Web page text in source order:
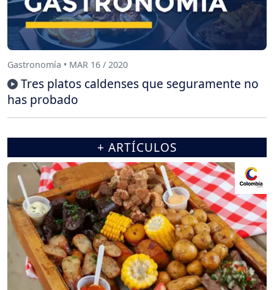
Gastronomía • MAR 16 / 2020
Tres platos caldenses que seguramente no
has probado
+ ARTÍCULOS